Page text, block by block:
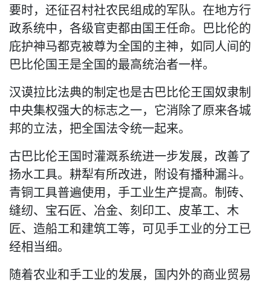
要时，还征召村社农民组成的军队。在地方行
政系统中，各级官吏都由国王任命。巴比伦的
庇护神马都克被尊为全国的主神，如同人间的
巴比伦国王是全国的最高统治者一样。
汉谟拉比法典的制定也是古巴比伦王国奴隶制
中央集权强大的标志之一，它消除了原来各城
邦的立法，把全国法令统一起来。
古巴比伦王国时灌溉系统进一步发展，改善了
扬水工具。耕犁有所改进，附设有播种漏斗。
青铜工具普遍使用，手工业生产提高。制砖、
缝纫、宝石匠、冶金、刻印工、皮革工、木
匠、造船工和建筑工等，可见手工业的分工已
经相当细。
随着农业和手工业的发展，国内外的商业贸易